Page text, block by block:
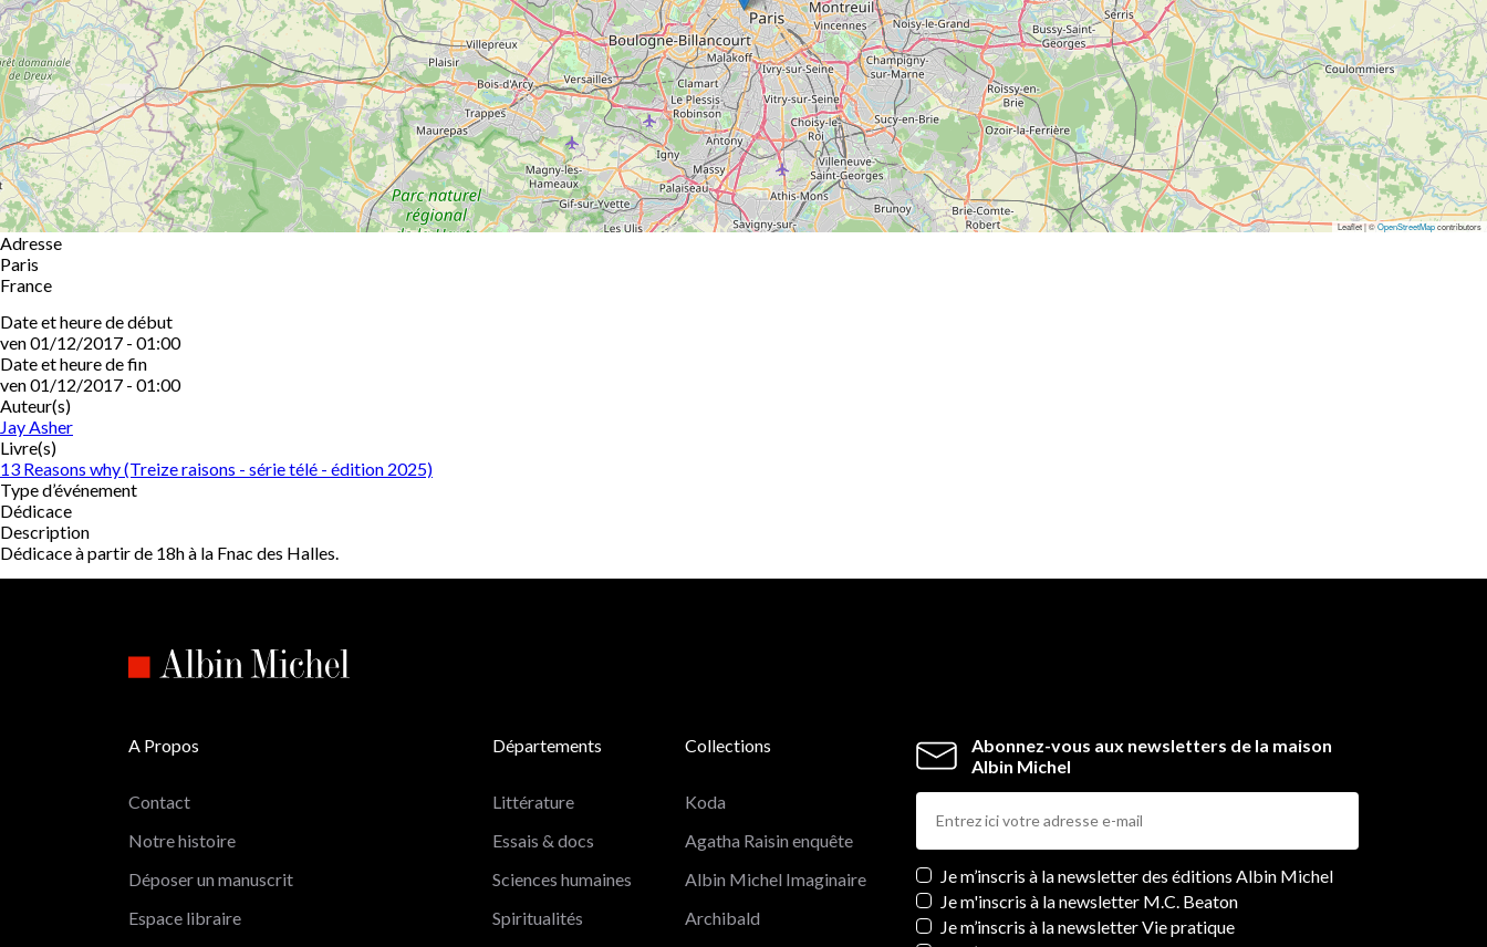
Leaflet | ©OpenStreetMapcontributors
Adresse
Paris
France
Date et heure de début
ven 01/12/2017 - 01:00
Date et heure de fin
ven 01/12/2017 - 01:00
Auteur(s)
Jay Asher
Livre(s)
13 Reasons why (Treize raisons - série télé - édition 2025)
Type d’événement
Dédicace
Description
Dédicace à partir de 18h à la Fnac des Halles.
Abonnez-vous aux newsletters de la maison
Albin Michel
Newsletters
Je m’inscris à la newsletter des éditions Albin Michel
Je m'inscris à la newsletter M.C. Beaton
Je m’inscris à la newsletter Vie pratique
A Propos
Contact
Notre histoire
Déposer un manuscrit
Espace libraire
Départements
Littérature
Essais & docs
Sciences humaines
Spiritualités
Collections
Koda
Agatha Raisin enquête
Albin Michel Imaginaire
Archibald